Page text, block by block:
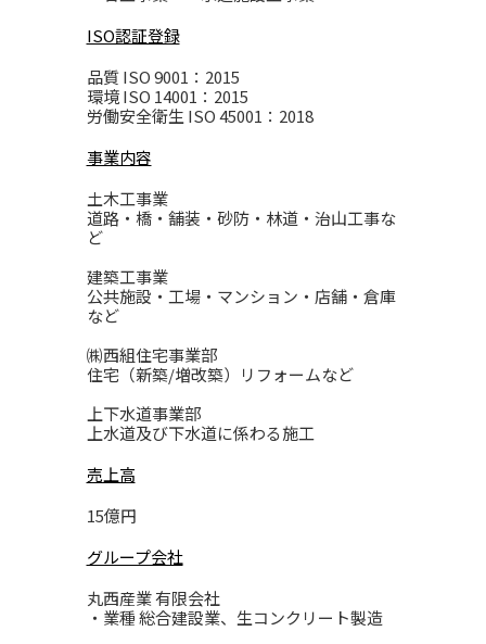
ISO認証登録
品質 ISO 9001：2015
環境 ISO 14001：2015
労働安全衛生 ISO 45001：2018
事業内容
土木工事業
道路・橋・舗装・砂防・林道・治山工事な
ど
建築工事業
公共施設・工場・マンション・店舗・倉庫
など
㈱西組住宅事業部
住宅（新築/増改築）リフォームなど
上下水道事業部
上水道及び下水道に係わる施工
売上高
15億円
グループ会社
丸西産業 有限会社
・業種 総合建設業、生コンクリート製造